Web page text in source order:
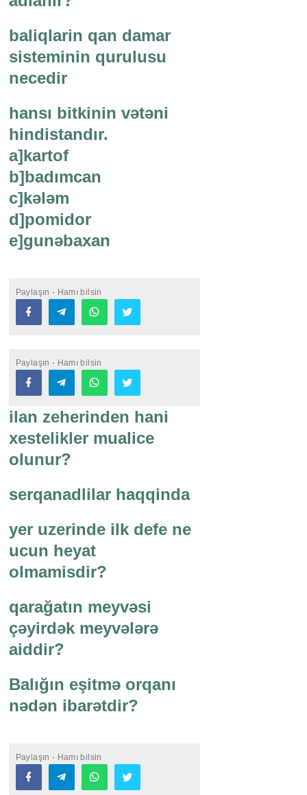
baliqlarin qan damar
sisteminin qurulusu
necedir
hansı bitkinin vətəni
hindistandır.
a]kartof
b]badımcan
c]kələm
d]pomidor
e]gunəbaxan
Paylaşın - Hamı bilsin
Paylaşın - Hamı bilsin
ilan zeherinden hani
xestelikler mualice
olunur?
serqanadlilar haqqinda
yer uzerinde ilk defe ne
ucun heyat
olmamisdir?
qarağatın meyvəsi
çəyirdək meyvələrə
aiddir?
Balığın eşitmə orqanı
nədən ibarətdir?
Paylaşın - Hamı bilsin